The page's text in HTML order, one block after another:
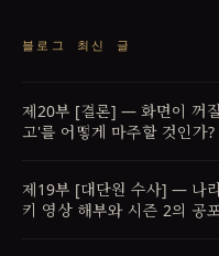
블로그 최신 글
제20부 [결론] — 화면이 꺼
고'를 어떻게 마주할 것인가?
제19부 [대단원 수사] — 나
키 영상 해부와 시즌 2의 공